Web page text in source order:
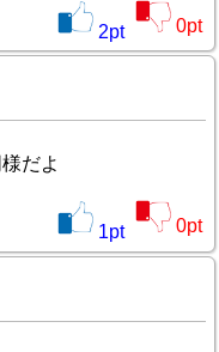
2pt 0pt
だよ
1pt 0pt